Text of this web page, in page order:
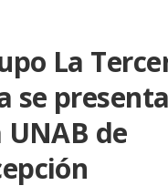
La
se
UNAB de